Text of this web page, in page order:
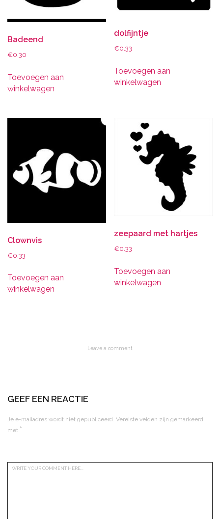
Badeend
€0.30
Toevoegen aan
winkelwagen
dolfijntje
€0.33
Toevoegen aan
winkelwagen
Clownvis
€0.33
Toevoegen aan
winkelwagen
zeepaard met hartjes
€0.33
Toevoegen aan
winkelwagen
Leave a comment
GEEF EEN REACTIE
Je e-mailadres wordt niet gepubliceerd. Vereiste velden zijn gemarkeerd
met *